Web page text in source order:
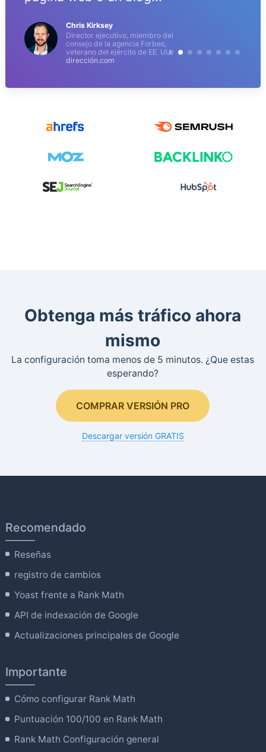
Chris Kirksey
Director ejecutivo, miembro del
consejo de la agencia Forbes,
veterano del ejército de EE. UU.
dirección.com
Obtenga más tráfico ahora
mismo
La configuración toma menos de 5 minutos. ¿Que estas
esperando?
COMPRAR VERSIÓN PRO
Descargar versión GRATIS
Recomendado
Reseñas
registro de cambios
Yoast frente a Rank Math
API de indexación de Google
Actualizaciones principales de Google
Importante
Cómo configurar Rank Math
Puntuación 100/100 en Rank Math
Rank Math Configuración general